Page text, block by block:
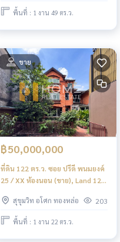
พื้นที่ : 1 งาน 49 ตร.ว.
ขาย
฿50,000,000
ที่ดิน 122 ตร.ว. ซอย ปรีดี พนมยงค์
25 / XX ห้องนอน (ขาย), Land 122
XX Bedrooms (FOR SALE) NS038
สุขุมวิท อโศก ทองหล่อ 203
พื้นที่ : 1 งาน 22 ตร.ว.